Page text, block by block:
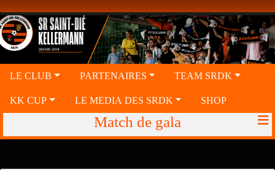
LE CLUB PARTENAIRES TEAM SRDK
KK CUP LE MEDIA DES SRDK SHOP
Match de gala